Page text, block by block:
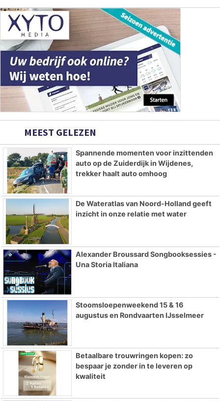
MEEST GELEZEN
Spannende momenten voor inzittenden
auto op de Zuiderdijk in Wijdenes,
trekker haalt auto omhoog
De Wateratlas van Noord-Holland geeft
inzicht in onze relatie met water
Alexander Broussard Songbooksessies -
Una Storia Italiana
Stoomsloepenweekend 15 & 16
augustus en Rondvaarten IJsselmeer
Betaalbare trouwringen kopen: zo
bespaar je zonder in te leveren op
kwaliteit